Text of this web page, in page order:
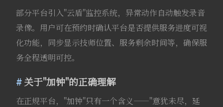
部分平台引入"云盾"监控系统，异常动作自动触发录音
录像。用户可在预约时确认平台是否提供服务进度可视
化功能，同步显示技师位置、服务剩余时间等，确保服
务全程透明可控。
关于"加钟"的正确理解
在正规平台，"加钟"只有一个含义——"意犹未尽，延